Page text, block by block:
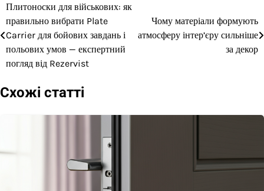
Навігація
записів
Плитоноски для військових: як
правильно вибрати Plate
Carrier для бойових завдань і
польових умов — експертний
погляд від Rezervist
Чому матеріали формують
атмосферу інтер’єру сильніше
за декор
Схожі статті